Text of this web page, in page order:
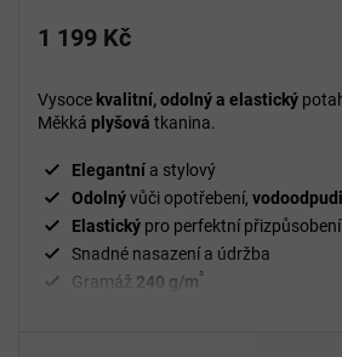
produktu
5,0
z
hvězdiček.
1 199 Kč
Vysoce kvalitní, odolný a elastický
Měkká plyšová tkanina.
Elegantní a stylový
Odolnývůči opotřebení,
Elastický pro perfektní
Snadné nasazení a údržba
Gramáž 240 g/m²